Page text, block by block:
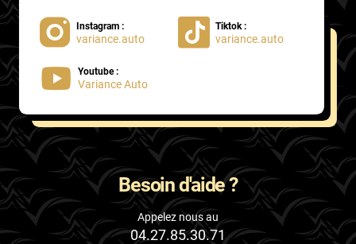
Porsche
Proton
Renault
Rolls
Rover
Saab
Santana
Instagram :
variance.auto
Tiktok :
variance.auto
Youtube :
Variance Auto
Besoin d'aide ?
Appelez nous au
04.27.85.30.71